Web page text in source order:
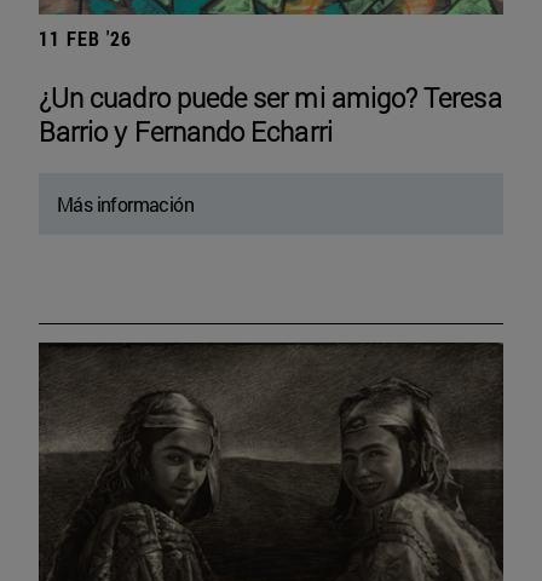
11 FEB '26
¿Un cuadro puede ser mi amigo? Teresa
Barrio y Fernando Echarri
Más información